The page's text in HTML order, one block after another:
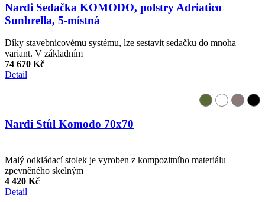
Nardi Sedačka KOMODO, polstry Adriatico
Sunbrella, 5-místná
Díky stavebnicovému systému, lze sestavit sedačku do mnoha
variant. V základním
74 670 Kč
Detail
Nardi Stůl Komodo 70x70
Malý odkládací stolek je vyroben z kompozitního materiálu
zpevněného skelným
4 420 Kč
Detail